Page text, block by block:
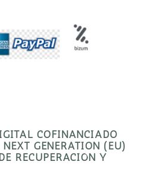
COFINANCIADO
GENERATION (EU)
RECUPERACIÓN Y